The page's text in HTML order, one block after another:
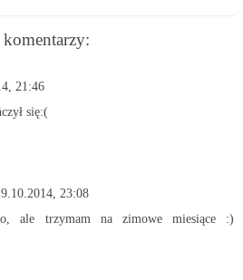
21:46
się:(
23:08
ale trzymam na zimowe miesiące :)